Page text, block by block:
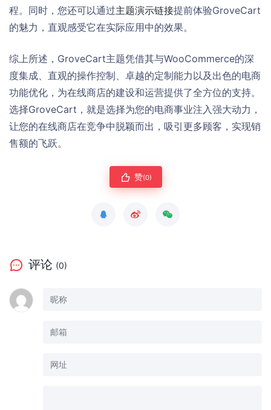
程。同时，您还可以通过主题演示链接提前体验GroveCart
的魅力，直观感受它在实际应用中的效果。
综上所述，GroveCart主题凭借其与WooCommerce的深
度集成、直观的操作控制、卓越的定制能力以及出色的电商
功能优化，为在线商店的建设和运营提供了全方位的支持。
选择GroveCart，就是选择为您的电商事业注入强大动力，
让您的在线商店在竞争中脱颖而出，吸引更多顾客，实现销
售额的飞跃。
赞(0)
评论 (0)